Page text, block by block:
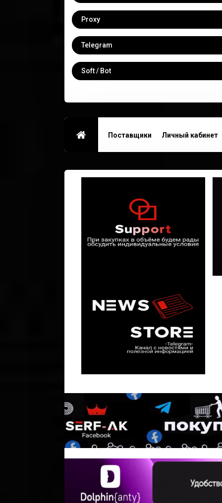
Proxy
Telegram
Soft / Bot
Поставщики Личный кабинет
Контакты